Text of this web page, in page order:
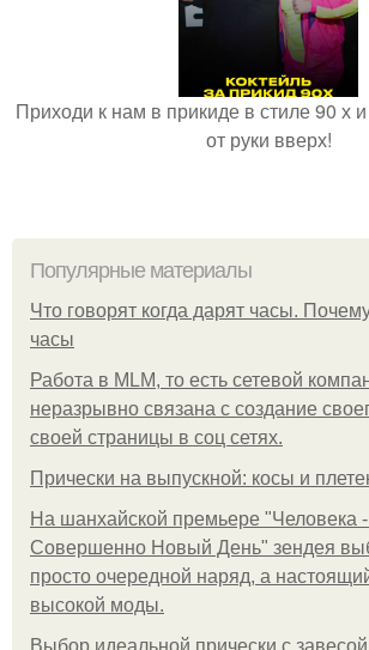
Приходи к нам в прикиде в стиле 90 х
от руки вверх!
Популярные материалы
Что говорят когда дарят часы.
часы
Работа в MLM, то есть сетевой
неразрывно связана с создание
своей страницы в соц сетях.
Прически на выпускной: косы и
На шанхайской премьере "Человека
Совершенно Новый День" зендея
просто очередной наряд, а
высокой моды.